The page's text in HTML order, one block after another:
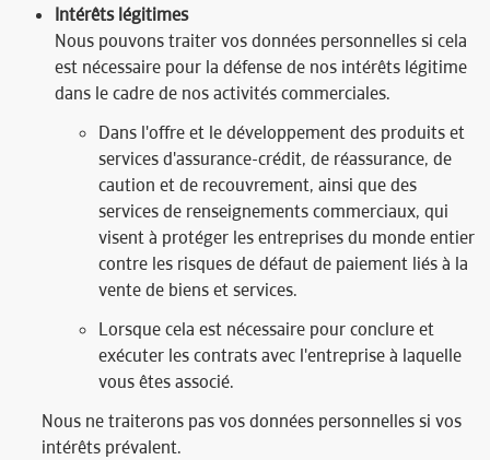
Intérêts légitimes
Nous pouvons traiter vos données personnelles si cela
est nécessaire pour la défense de nos intérêts légitime
dans le cadre de nos activités commerciales.
Dans l'offre et le développement des produits et
services d'assurance-crédit, de réassurance, de
caution et de recouvrement, ainsi que des
services de renseignements commerciaux, qui
visent à protéger les entreprises du monde entier
contre les risques de défaut de paiement liés à la
vente de biens et services.
Lorsque cela est nécessaire pour conclure et
exécuter les contrats avec l'entreprise à laquelle
vous êtes associé.
Nous ne traiterons pas vos données personnelles si vos
intérêts prévalent.